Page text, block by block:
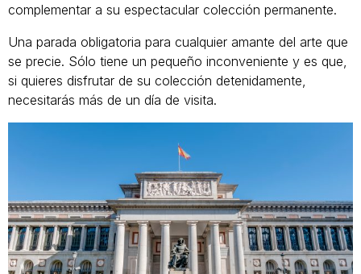
complementar a su espectacular colección permanente.
Una parada obligatoria para cualquier amante del arte que
se precie. Sólo tiene un pequeño inconveniente y es que,
si quieres disfrutar de su colección detenidamente,
necesitarás más de un día de visita.